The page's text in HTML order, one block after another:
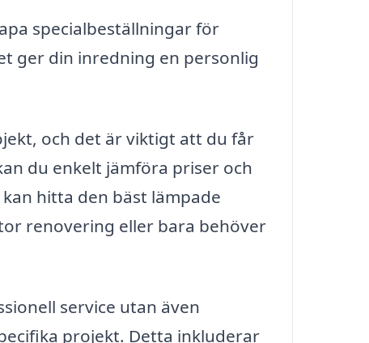
specialbeställningar för
ger din inredning en personlig
och det är viktigt att du får
du enkelt jämföra priser och
hitta den bäst lämpade
renovering eller bara behöver
service utan även
projekt. Detta inkluderar